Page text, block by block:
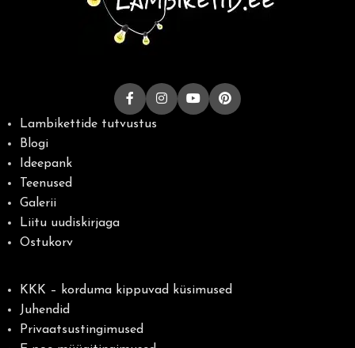
Lambikettide tutvustus
Blogi
Ideepank
Teenused
Galerii
Liitu uudiskirjaga
Ostukorv
KKK – korduma kippuvad küsimused
Juhendid
Privaatsustingimused